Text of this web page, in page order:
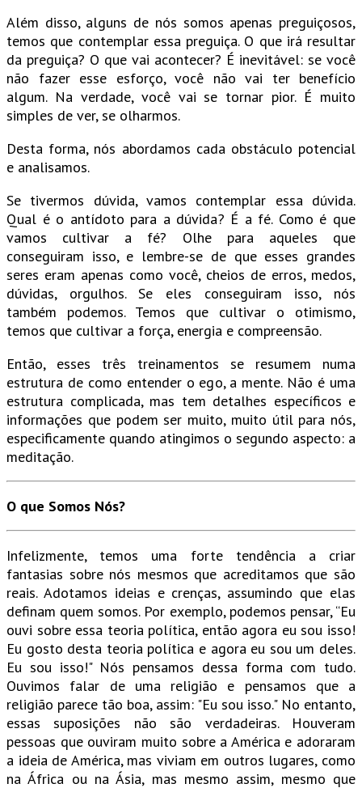
Além disso, alguns de nós somos apenas preguiçosos,
temos que contemplar essa preguiça. O que irá resultar
da preguiça? O que vai acontecer? É inevitável: se você
não fazer esse esforço, você não vai ter benefício
algum. Na verdade, você vai se tornar pior. É muito
simples de ver, se olharmos.
Desta forma, nós abordamos cada obstáculo potencial
e analisamos.
Se tivermos dúvida, vamos contemplar essa dúvida.
Qual é o antídoto para a dúvida? É a fé. Como é que
vamos cultivar a fé? Olhe para aqueles que
conseguiram isso, e lembre-se de que esses grandes
seres eram apenas como você, cheios de erros, medos,
dúvidas, orgulhos. Se eles conseguiram isso, nós
também podemos. Temos que cultivar o otimismo,
temos que cultivar a força, energia e compreensão.
Então, esses três treinamentos se resumem numa
estrutura de como entender o ego, a mente. Não é uma
estrutura complicada, mas tem detalhes específicos e
informações que podem ser muito, muito útil para nós,
especificamente quando atingimos o segundo aspecto: a
meditação.
O que Somos Nós?
Infelizmente, temos uma forte tendência a criar
fantasias sobre nós mesmos que acreditamos que são
reais. Adotamos ideias e crenças, assumindo que elas
definam quem somos. Por exemplo, podemos pensar, “Eu
ouvi sobre essa teoria política, então agora eu sou isso!
Eu gosto desta teoria política e agora eu sou um deles.
Eu sou isso!" Nós pensamos dessa forma com tudo.
Ouvimos falar de uma religião e pensamos que a
religião parece tão boa, assim: "Eu sou isso." No entanto,
essas suposições não são verdadeiras. Houveram
pessoas que ouviram muito sobre a América e adoraram
a ideia de América, mas viviam em outros lugares, como
na África ou na Ásia, mas mesmo assim, mesmo que